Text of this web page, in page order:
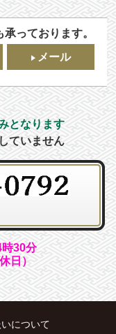
っております。
メール
となります
ていません
30分
日）
について